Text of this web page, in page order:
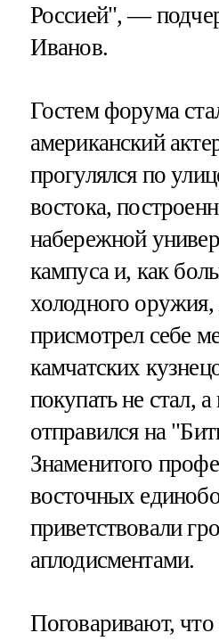
Россией", —
Иванов.
Гостем форума
американский
прогулялся по
востока,
набережной
кампуса и, как
холодного
присмотрел себе
камчатских
покупать не стал,
отправился на
Знаменитого
восточных
приветствовали
аплодисментами.
Поговаривают, что